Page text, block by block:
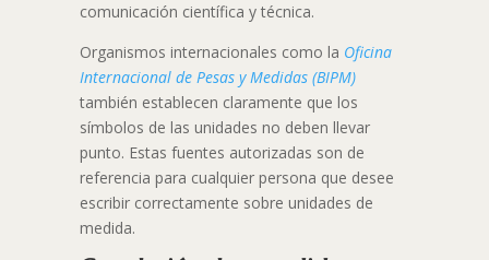
comunicación científica y técnica.
Organismos internacionales como la Oficina
Internacional de Pesas y Medidas (BIPM)
también establecen claramente que los
símbolos de las unidades no deben llevar
punto. Estas fuentes autorizadas son de
referencia para cualquier persona que desee
escribir correctamente sobre unidades de
medida.